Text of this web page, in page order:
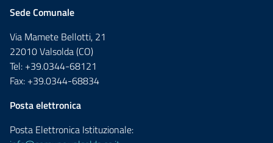
Sede Comunale
Via Mamete Bellotti, 21
22010 Valsolda (CO)
Tel: +39.0344-68121
Fax: +39.0344-68834
Posta elettronica
Posta Elettronica Istituzionale: